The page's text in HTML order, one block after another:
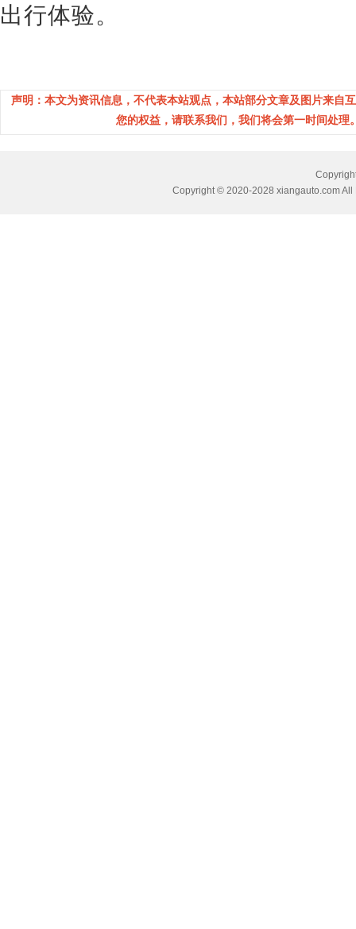
出行体验。
声明：本文为资讯信息，不代表本站观点，本站部分文章及图片来自
您的权益，请联系我们，我们将会第一时间处
Copyright © 2020-2028 xiangauto.com